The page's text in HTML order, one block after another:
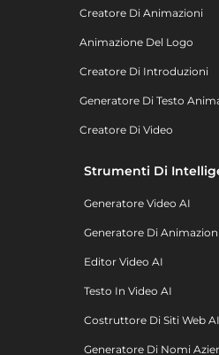
Creatore Di Animazioni
Animazione Del Logo
Creatore Di Introduzioni
Generatore Di Testo
Creatore Di Video
Strumenti Di
Generatore Video AI
Generatore Di
Editor Video AI
Testo In Video AI
Costruttore Di Siti Web AI
Generatore Di Nomi